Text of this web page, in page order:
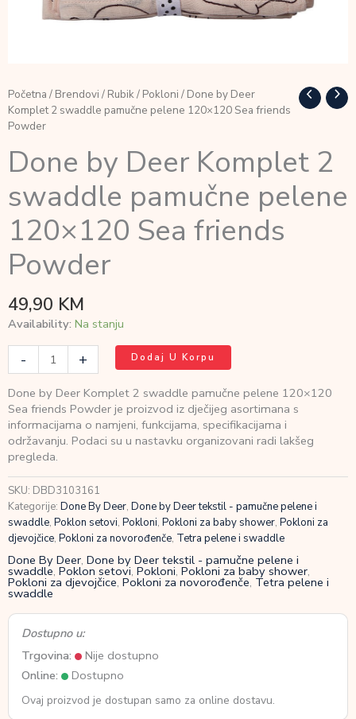
Početna / Brendovi / Rubik/ Pokloni / Done by Deer
Komplet 2 swaddle pamučne pelene 120×120 Sea friends
Powder
Done by Deer Komplet 2
swaddle pamučne pelene
120×120 Sea friends
Powder
49,90 KM
Availability: Na stanju
-
Komplet
2
swaddle
pamučne
pelene
120×120
Sea
friends
Powder
količina
+ Dodaj U Korpu
Done by Deer Komplet 2 swaddle pamučne pelene 120×120
Sea friends Powder je proizvod iz dječijeg asortimana s
informacijama o namjeni, funkcijama, specifikacijama i
održavanju. Podaci su u nastavku organizovani radi lakšeg
pregleda.
SKU: DBD3103161
Kategorije: Done By Deer, Done by Deer tekstil - pamučne pelene i
swaddle, Poklon setovi, Pokloni, Pokloni za baby shower, Pokloni za
djevojčice, Pokloni za novorođenče, Tetra pelene i swaddle
Done By Deer, Done by Deer tekstil - pamučne pelene i
swaddle, Poklon setovi, Pokloni, Pokloni za baby shower,
Pokloni za djevojčice, Pokloni za novorođenče, Tetra pelene i
swaddle
Dostupno u:
Trgovina:
Nije dostupno
Online:
Dostupno
Ovaj proizvod je dostupan samo za online dostavu.